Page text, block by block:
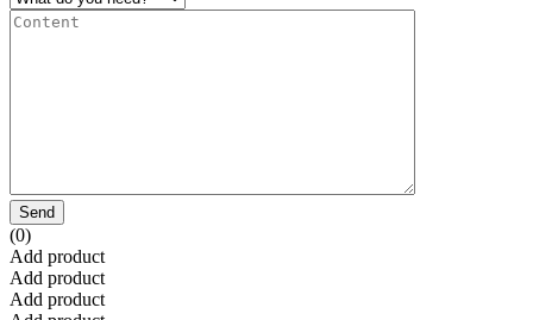
Send
(0)
Add product
Add product
Add product